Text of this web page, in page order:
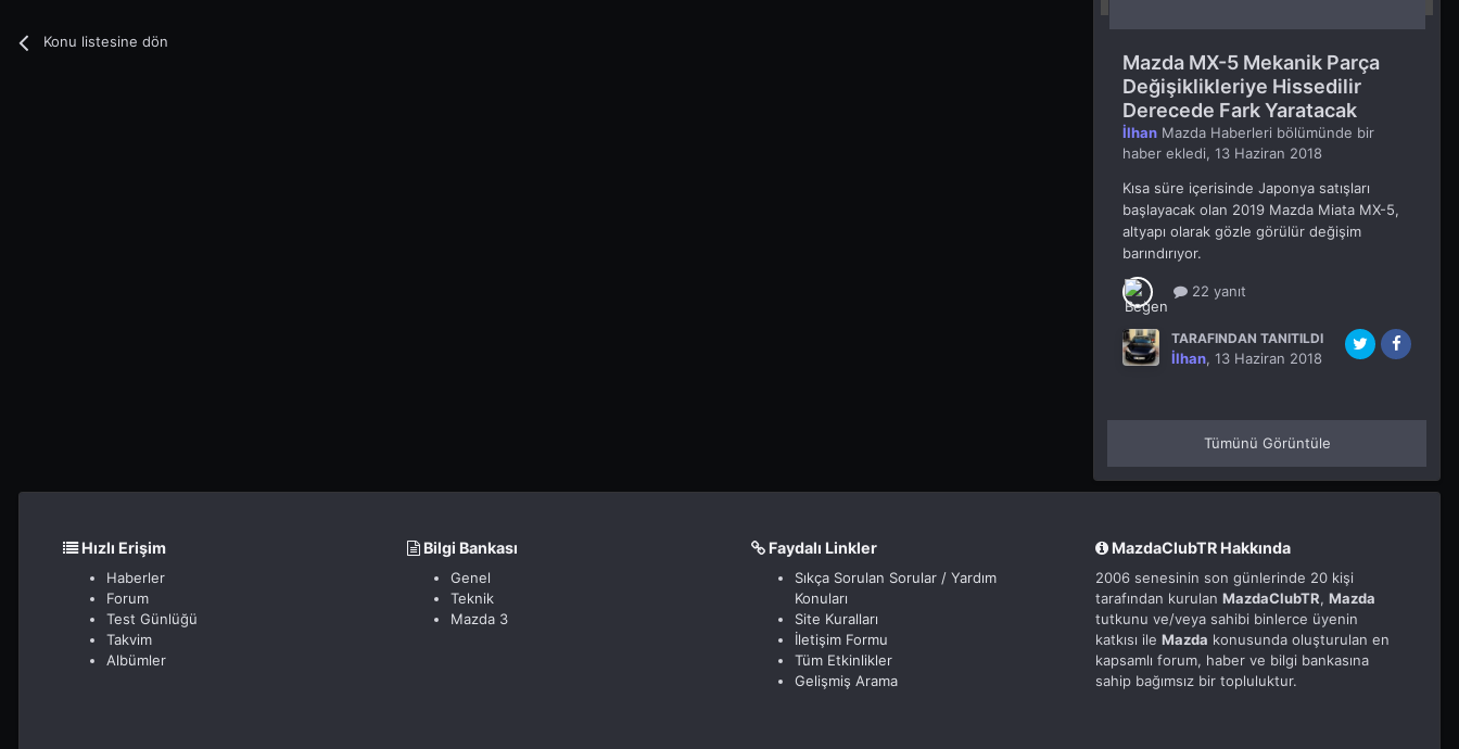
Konu listesine dön
Mazda MX-5 Mekanik Parça
Değişiklikleriye Hissedilir
Derecede Fark Yaratacak
İlhan Mazda Haberleri bölümünde bir
haber ekledi, 13 Haziran 2018
Kısa süre içerisinde Japonya satışları
başlayacak olan 2019 Mazda Miata MX-5,
altyapı olarak gözle görülür değişim
barındırıyor.
22 yanıt
TARAFINDAN TANITILDI
İlhan, 13 Haziran 2018
Tümünü Görüntüle
Hızlı Erişim
Haberler
Forum
Test Günlüğü
Takvim
Albümler
Bilgi Bankası
Genel
Teknik
Mazda 3
Faydalı Linkler
Sıkça Sorulan Sorular / Yardım
Konuları
Site Kuralları
İletişim Formu
Tüm Etkinlikler
Gelişmiş Arama
MazdaClubTR Hakkında
2006 senesinin son günlerinde 20 kişi
tarafından kurulan MazdaClubTR, Mazda
tutkunu ve/veya sahibi binlerce üyenin
katkısı ile Mazda konusunda oluşturulan en
kapsamlı forum, haber ve bilgi bankasına
sahip bağımsız bir topluluktur.